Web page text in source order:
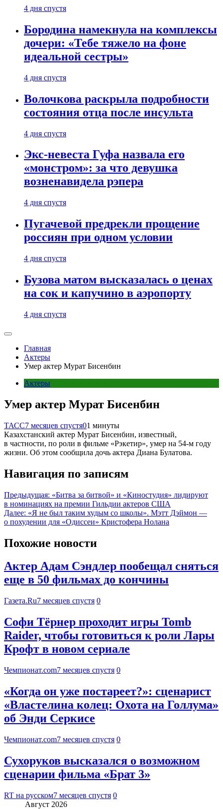
4 дня спустя
Бородина намекнула на комплексы
дочери: «Тебе тяжело на фоне
идеальной сестры»
4 дня спустя
Волочкова раскрыла подробности
состояния отца после инсульта
4 дня спустя
Экс-невеста Гуфа назвала его
«монстром»: за что девушка
возненавидела рэпера
4 дня спустя
Пугачевой предрекли прощение
россиян при одном условии
4 дня спустя
Бузова матом высказалась о ценах
на сок и капучино в аэропорту
4 дня спустя
Главная
Актеры
Умер актер Мурат Бисенбин
Актеры
Умер актер Мурат Бисенбин
ТАСС7 месяцев спустя01 минуты
Казахстанский актер Мурат Бисенбин, известный,
в частности, по роли в фильме «Рэкетир», умер на 54-м году
жизни. Об этом сообщила дочь актера Диана Булатова.
Навигация по записям
Предыдущая: «Битва за битвой» и «Киностудия» лидируют
в номинациях на премии Гильдии актеров США
Далее: «Я не был таким худым со школы». Мэтт Дэймон —
о похудении для «Одиссеи» Кристофера Нолана
Похожие новости
Актер Адам Сэндлер пообещал сняться
еще в 50 фильмах до кончины
Газета.Ru7 месяцев спустя 0
Софи Тёрнер проходит игры Tomb
Raider, чтобы готовиться к роли Лары
Крофт в новом сериале
Чемпионат.com7 месяцев спустя 0
«Когда он уже постареет?»: сценарист
«Властелина колец: Охота на Голлума»
об Энди Серкисе
Чемпионат.com7 месяцев спустя 0
Сухоруков высказался о возможном
сценарии фильма «Брат 3»
RT на русском7 месяцев спустя 0
Август 2026